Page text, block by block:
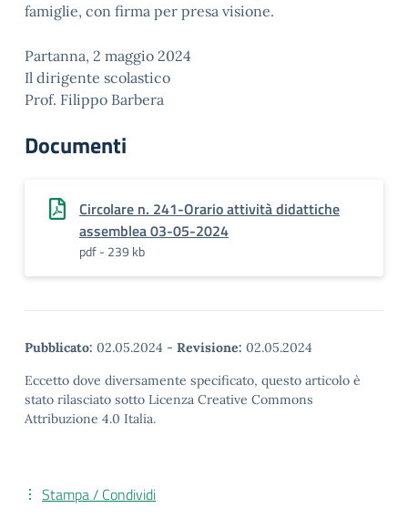
famiglie, con firma per presa visione.
Partanna, 2 maggio 2024
Il dirigente scolastico
Prof. Filippo Barbera
Documenti
Circolare n. 241-Orario attività didattiche
assemblea 03-05-2024
pdf - 239 kb
Pubblicato: 02.05.2024 - Revisione: 02.05.2024
Eccetto dove diversamente specificato, questo articolo è
stato rilasciato sotto Licenza Creative Commons
Attribuzione 4.0 Italia.
Stampa / Condividi